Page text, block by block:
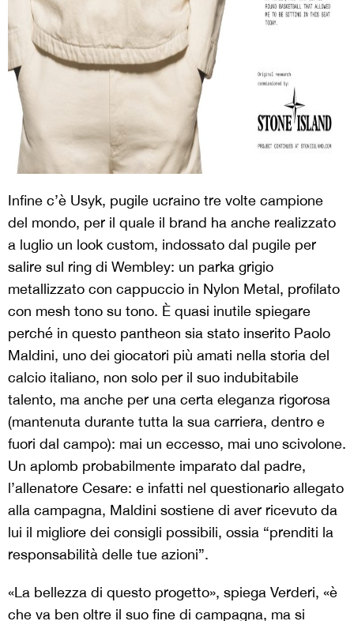
Infine c’è Usyk, pugile ucraino tre volte campione
del mondo, per il quale il brand ha anche realizzato
a luglio un look custom, indossato dal pugile per
salire sul ring di Wembley: un parka grigio
metallizzato con cappuccio in Nylon Metal, profilato
con mesh tono su tono. È quasi inutile spiegare
perché in questo pantheon sia stato inserito Paolo
Maldini, uno dei giocatori più amati nella storia del
calcio italiano, non solo per il suo indubitabile
talento, ma anche per una certa eleganza rigorosa
(mantenuta durante tutta la sua carriera, dentro e
fuori dal campo): mai un eccesso, mai uno scivolone.
Un aplomb probabilmente imparato dal padre,
l’allenatore Cesare: e infatti nel questionario allegato
alla campagna, Maldini sostiene di aver ricevuto da
lui il migliore dei consigli possibili, ossia “prenditi la
responsabilità delle tue azioni”.
«La bellezza di questo progetto», spiega Verderi, «è
che va ben oltre il suo fine di campagna, ma si